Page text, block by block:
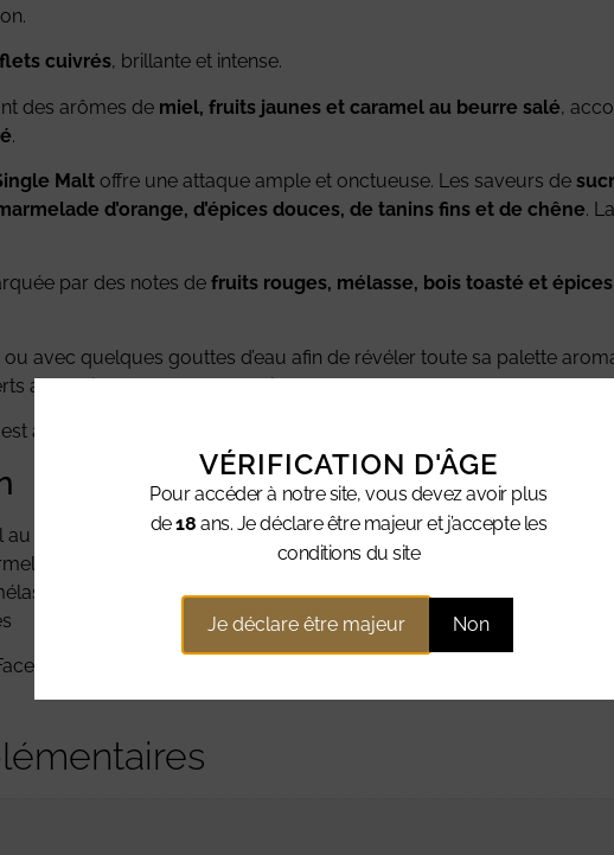
cuivrés, brillante et intense.
des arômes de miel, fruits jaunes et caramel au beurre salé,
.
Malt offre une attaque ample et onctueuse. Les saveurs de
d’orange, d’épices douces, de tanins fins et de chêne.
par des notes de fruits rouges, mélasse, bois toasté et épices
avec quelques gouttes d’eau afin de révéler toute sa palette
aux fruits, des chocolats noirs ou des fromages affinés.
est aujourd’hui une référence incontournable du whisky anglais,
beurre salé, fruits rouges, vanille.
d’orange, céréales maltées, épices douces, chêne.
bois toasté et épices.
VÉRIFICATION D'ÂGE
Pour accéder à notre site, vous devez avoir plus
de18 ans. Je déclare être majeur et j’accepte les
conditions du site
Je déclare être majeur Non